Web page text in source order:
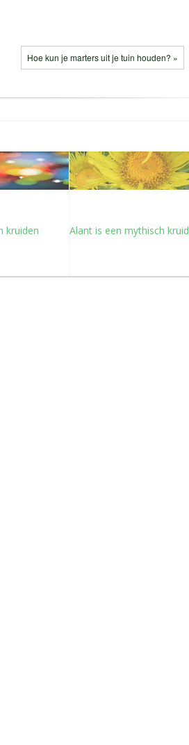
Hoe kun je marters uit je tuin houden? »
kruiden Alant is een mythisch kruid